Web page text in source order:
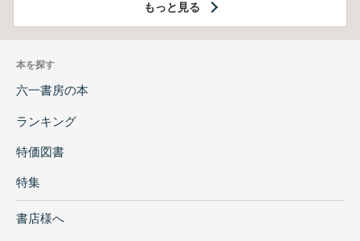
もっと見る
本を探す
六一書房の本
ランキング
特価図書
特集
書店様へ